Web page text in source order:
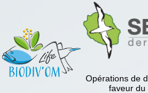
Opérations de
faveur du